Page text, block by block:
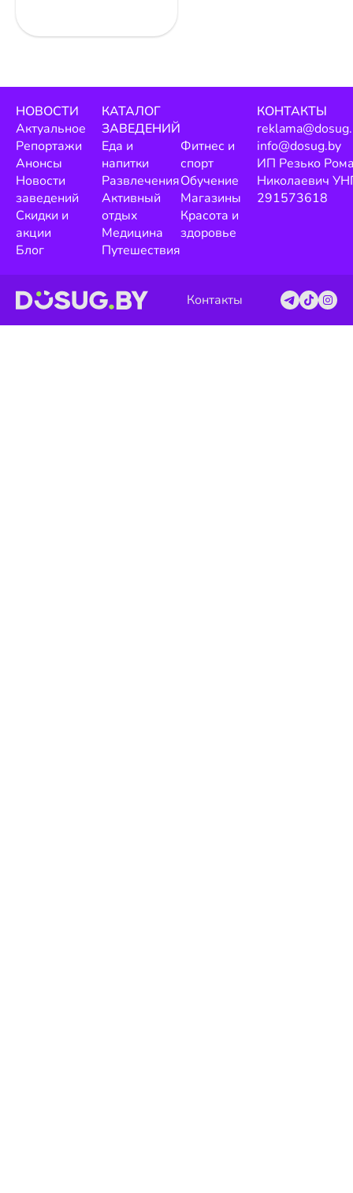
НОВОСТИ
Актуальное
Репортажи
Анонсы
Новости
заведений
Скидки и
акции
Блог
КАТАЛОГ
ЗАВЕДЕНИЙ
Еда и
напитки
Развлечения
Активный
отдых
Медицина
Путешествия
Фитнес и
спорт
Обучение
Магазины
Красота и
здоровье
КОНТАКТЫ
info@dosug.by
ИП Резько
Николаевич
291573618
Контакты